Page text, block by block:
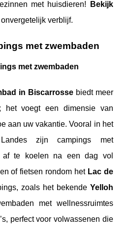
met huisdieren!
Bekijk
verblijf.
met zwembaden
met zwembaden
in Biscarrosse biedt meer
het voegt een dimensie van
aan uw vakantie. Vooral in het
zijn campings met
af te koelen na een dag vol
of fietsen rondom het Lac de
zoals het bekende Yelloh
met wellnessruimtes
perfect voor volwassenen die